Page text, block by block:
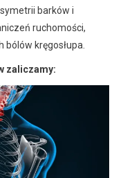
barków i
ruchomości,
kręgosłupa.
zaliczamy: